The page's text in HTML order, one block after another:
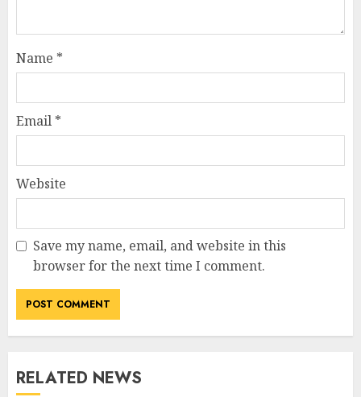
Name *
Email *
Website
Save my name, email, and website in this
browser for the next time I comment.
RELATED NEWS